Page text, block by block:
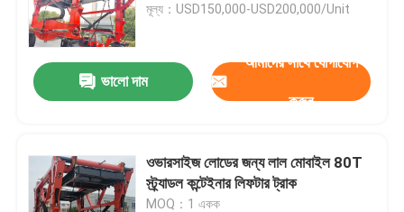
মূল্য：USD150,000-USD200,000/Unit
ভালো দাম
আমাদের সাথে যোগাযোগ
করুন
ওভারসাইজ লোডের জন্য লাল মোবাইল 80T
স্ট্র্যাডল কন্টেইনার লিফটার ট্রাক
MOQ：1 একক